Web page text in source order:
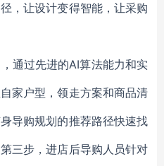
，让设计变得智能，让采购
通过先进的AI算法能力和实
家户型，领走方案和商品清
导购规划的推荐路径快速找
三步，进店后导购人员针对